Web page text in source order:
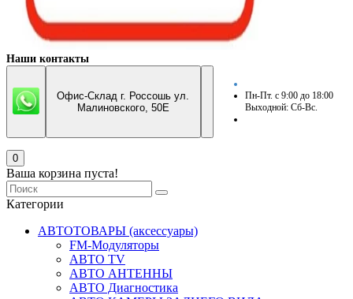
Наши контакты
Офис-Склад г. Россошь ул.
Малиновского, 50Е
Пн-Пт. с 9:00 до 18:00
Выходной: Сб-Вс.
0
Ваша корзина пуста!
Категории
АВТОТОВАРЫ (аксессуары)
FM-Модуляторы
АВТО TV
АВТО АНТЕННЫ
АВТО Диагностика